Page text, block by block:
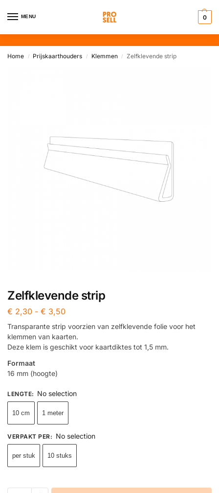
MENU 0
Home / Prijskaarthouders / Klemmen / Zelfklevende strip
Zelfklevende strip
€ 2,30 - € 3,50
Transparante strip voorzien van zelfklevende folie voor het
klemmen van kaarten.
Deze klem is geschikt voor kaartdiktes tot 1,5 mm.
Formaat
16 mm (hoogte)
LENGTE: No selection
10 cm 1 meter
VERPAKT PER: No selection
per stuk 10 stuks